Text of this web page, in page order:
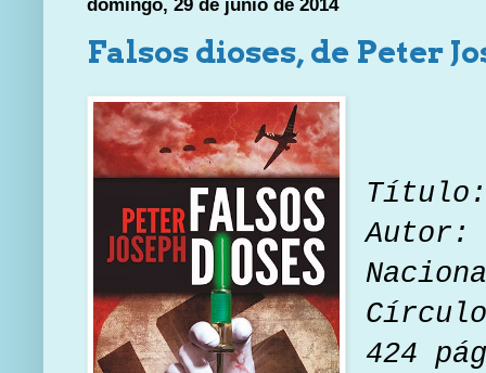
Falsos dioses, de Peter
Título:
Autor:
424